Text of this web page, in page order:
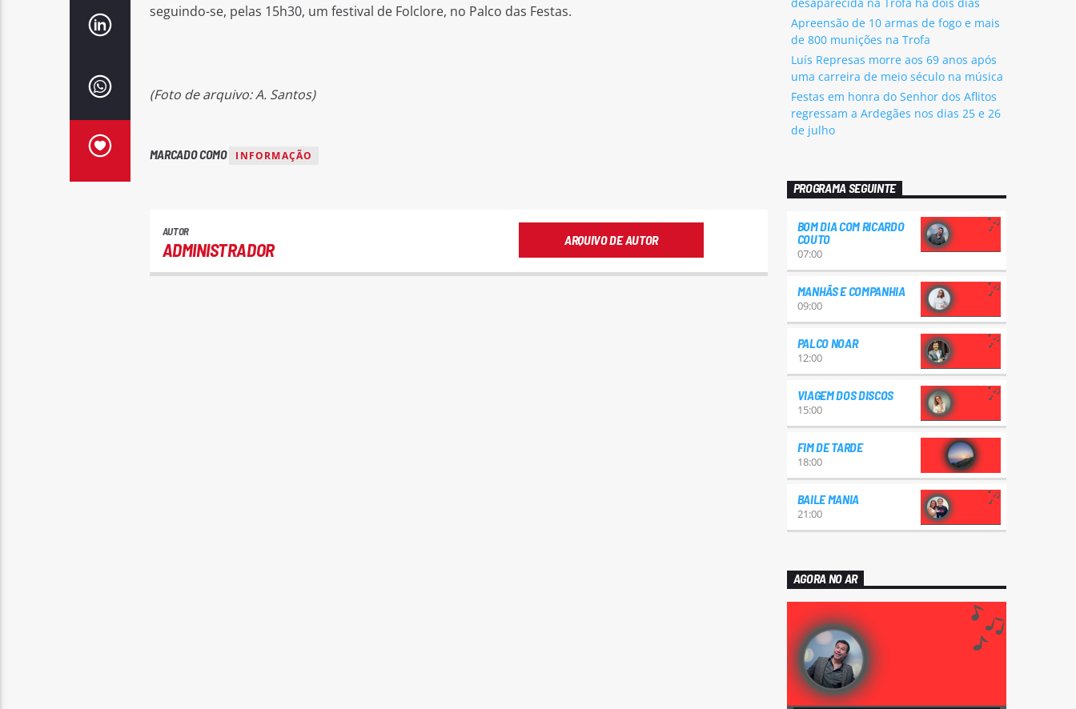
seguindo-se, pelas 15h30, um festival de Folclore, no Palco das Festas.
(Foto de arquivo: A. Santos)
MARCADO COMO INFORMAÇÃO
AUTOR
ADMINISTRADOR ARQUIVO DE AUTOR
Apreensão de 10 armas de fogo e mais
de 800 munições na Trofa
Luís Represas morre aos 69 anos após
uma carreira de meio século na música
Festas em honra do Senhor dos Aflitos
regressam a Ardegães nos dias 25 e 26
de julho
PROGRAMA SEGUINTE
BOM DIA COM RICARDO
COUTO
07:00
MANHÃS E COMPANHIA
09:00
PALCO NOAR
12:00
VIAGEM DOS DISCOS
15:00
FIM DE TARDE
18:00
BAILE MANIA
21:00
AGORA NO AR